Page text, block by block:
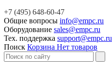
+7 (495) 648-60-47
Общие вопросы info@empc.ru
Оборудование sales@empc.ru
Тех. поддержка support@empc.ru
Поиск Корзина Нет товаров